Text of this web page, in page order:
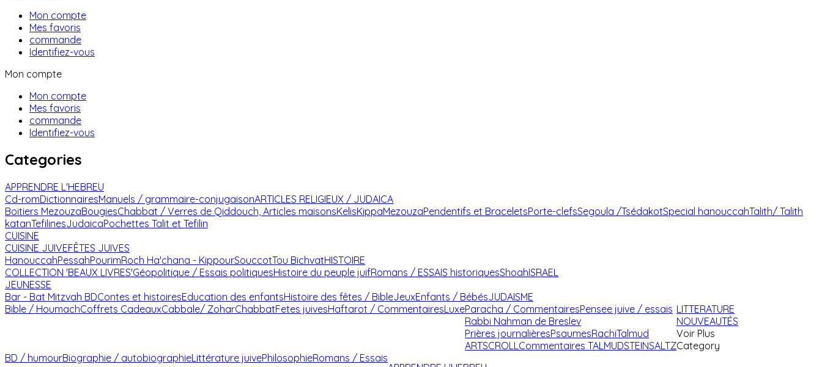
Mon compte
Mes favoris
commande
Identifiez-vous
Mon compte
Mon compte
Mes favoris
commande
Identifiez-vous
Categories
APPRENDRE L'HEBREU
Cd-romDictionnairesManuels / grammaire-conjugaisonARTICLES RELIGIEUX / JUDAICA
Boitiers MezouzaBougiesChabbat / Verres de Qiddouch, Articles maisonsKelisKippaMezouzaPendentifs et BraceletsPorte-clefsSegoula /TsédakotSpecial hanouccahTalith/ Talith
katanTefilinesJudaicaPochettes Talit et Tefilin
CUISINE
CUISINE JUIVEFÊTES JUIVES
HanouccahPessahPourimRoch Ha'chana - KippourSouccotTou BichvatHISTOIRE
COLLECTION 'BEAUX LIVRES'Géopolitique / Essais politiquesHistoire du peuple juifRomans / ESSAIS historiquesShoahISRAEL
JEUNESSE
Bar - Bat Mitzvah BDContes et histoiresEducation des enfantsHistoire des fêtes / BibleJeuxEnfants / BébésJUDAISME
Bible / HoumachCoffrets CadeauxCabbale/ ZoharChabbatFetes juivesHaftarot / CommentairesLuxeParacha / CommentairesPensee juive / essais
Rabbi Nahman de Breslev
Prières journalièresPsaumesRachiTalmud
ARTSCROLLCommentaires TALMUDSTEINSALTZ
LITTERATURE
BD / humourBiographie / autobiographieLittérature juivePhilosophieRomans / Essais
NOUVEAUTÉS
Voir Plus
Category